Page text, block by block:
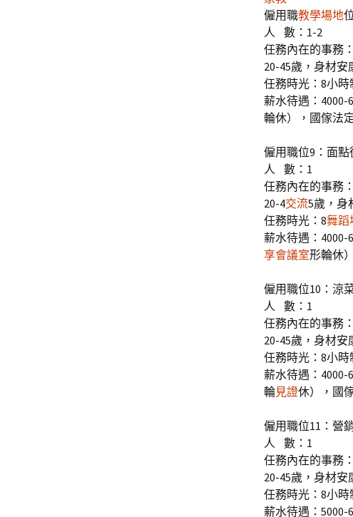
僱用職教學場地
人 數：1-2
任務內在的事務
20-45歲，身材
任務時光：8小時
薪水待遇：
輪休），國傢法
僱用職位9：面點
人 數：1
任務內在的事務
20-4交流5歲，身
任務時光：8舞蹈
薪水待遇：
享會議室形輪休）
僱用職位10：涼
人 數：1
任務內在的事務
20-45歲，身材
任務時光：8小時
薪水待遇：
輪見證休），國
僱用職位11：營
人 數：1
任務內在的事務
20-45歲，身材
任務時光：8小時
薪水待遇：